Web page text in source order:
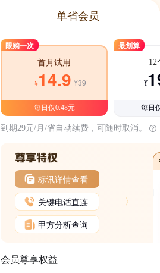
单省会员
限购一次
首月试用
¥14.9 ¥39
每日仅0.48元
最划算
12
¥
每日
到期29元/月/省自动续费，可随时取消。
标讯详情查看
关键电话直连
甲方分析查询
会员尊享权益